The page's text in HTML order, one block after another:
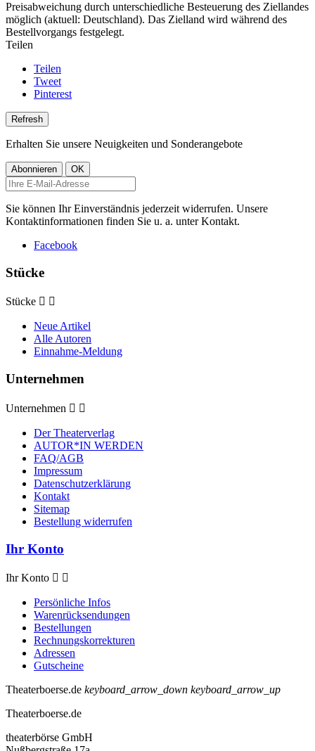
Preisabweichung durch unterschiedliche Besteuerung des Ziellandes
möglich (aktuell: Deutschland). Das Zielland wird während des
Bestellvorgangs festgelegt.
Teilen
Teilen
Tweet
Pinterest
Erhalten Sie unsere Neuigkeiten und Sonderangebote
Sie können Ihr Einverständnis jederzeit widerrufen. Unsere
Kontaktinformationen finden Sie u. a. unter Kontakt.
Facebook
Stücke
Stücke  
Neue Artikel
Alle Autoren
Einnahme-Meldung
Unternehmen
Unternehmen  
Der Theaterverlag
AUTOR*IN WERDEN
FAQ/AGB
Impressum
Datenschutzerklärung
Kontakt
Sitemap
Bestellung widerrufen
Ihr Konto
Ihr Konto  
Persönliche Infos
Warenrücksendungen
Bestellungen
Rechnungskorrekturen
Adressen
Gutscheine
Theaterboerse.de keyboard_arrow_down keyboard_arrow_up
Theaterboerse.de
theaterbörse GmbH